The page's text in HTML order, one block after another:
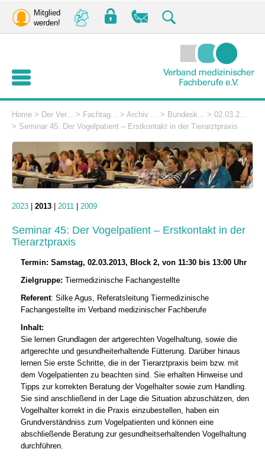
Mitglied
werden!
Home > Der Ver... > Fachtag... > Archiv ... > Bundesk... > 02.03.2...
> Seminar 45: Der Vogelpatient – Erstkontakt in der Tierarztpraxis
2023 2013 2011 2009
Seminar 45: Der Vogelpatient – Erstkontakt in der
Tierarztpraxis
Termin: Samstag, 02.03.2013, Block 2, von 11:30 bis 13:00 Uhr
Zielgruppe: Tiermedizinische Fachangestellte
Referent: Silke Agus, Referatsleitung Tiermedizinische
Fachangestellte im Verband medizinischer Fachberufe
Inhalt:
Sie lernen Grundlagen der artgerechten Vogelhaltung, sowie die
artgerechte und gesundheiterhaltende Fütterung. Darüber hinaus
lernen Sie erste Schritte, die in der Tierarztpraxis beim bzw. mit
dem Vogelpatienten zu beachten sind. Sie erhalten Hinweise und
Tipps zur korrekten Beratung der Vogelhalter sowie zum Handling.
Sie sind anschließend in der Lage die Situation abzuschätzen, den
Vogelhalter korrekt in die Praxis einzubestellen, haben ein
Grundverständniss zum Vogelpatienten und können eine
abschließende Beratung zur gesundheitserhaltenden Vogelhaltung
durchführen.